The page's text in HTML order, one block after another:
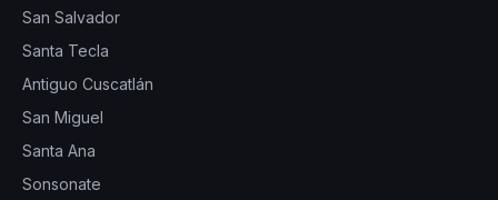
San Salvador
Santa Tecla
Antiguo Cuscatlán
San Miguel
Santa Ana
Sonsonate